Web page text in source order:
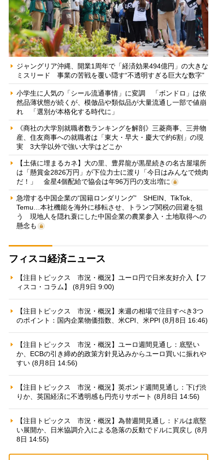
ジャングリア沖縄、開業1周年で「経済効果494億円」の大きな
ミスリード 事業の苦戦を覆い隠す“不透明すぎる巨大な数字”
小学生に人気の「シール流通事情」に変調 「ボンドロ」は依
然品薄状態が続くが、模倣品や類似品が大量流通し一部で値崩
れ 「選別が本格化する時代に」
《商社の大学別就職者数ランキングを解剖》三菱商事、三井物
産、住友商事への就職者は「東大・早大・慶大で約6割」の現
実 3大学以外で強い大学はどこか
【土俵に埋まるカネ】大の里、豊昇龍が黒星続きの名古屋場所
は「懸賞金2826万円」が下位力士に渡り「今日はみんなで焼肉
だ！」 金星4個配給で協会は年96万円の支出増に
急増する中国企業の“国籍ロンダリング” SHEIN、TikTok、
Temu…本社機能を海外に移転させ、トランプ関税の回避を狙
う 現地人を隠れ蓑にした中国企業の農業参入・土地取得への
懸念も
フィスコ経済ニュース
【注目トピックス 市況・概況】ユーロ円で日米友好介入【フ
ィスコ・コラム】 (8月9日 9:00)
【注目トピックス 市況・概況】来週の相場で注目すべき3つ
のポイント：国内企業物価指数、米CPI、米PPI (8月8日 16:46)
【注目トピックス 市況・概況】ユーロ週間見通し：底堅い
か、ECBの引き締め的政策方針見込みからユーロ買いに振れや
すい (8月8日 14:56)
【注目トピックス 市況・概況】英ポンド週間見通し：下げ渋
りか、英国経済に不透明感も円売りサポート (8月8日 14:56)
【注目トピックス 市況・概況】為替週間見通し：ドルは底堅
い展開か、日米協調介入による急落の反動でドルに買戻し (8月
8日 14:55)